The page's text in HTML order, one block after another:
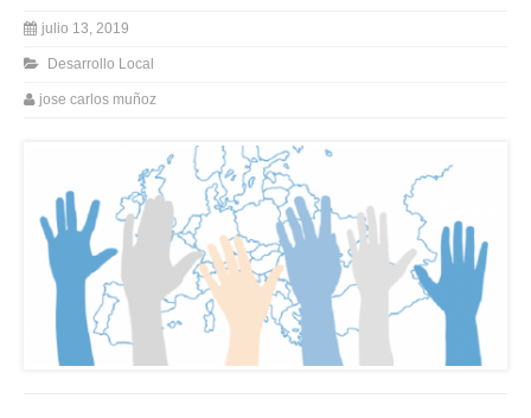
julio 13, 2019
Desarrollo Local
jose carlos muñoz